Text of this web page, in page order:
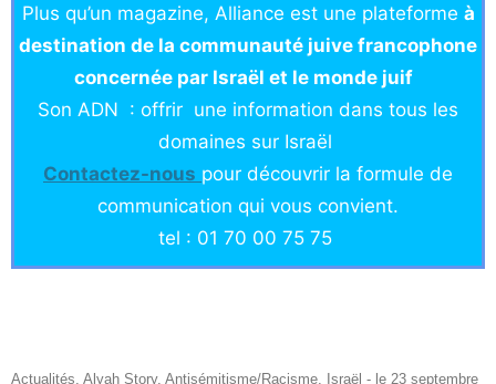
Plus qu’un magazine, Alliance est une plateforme à
destination de la communauté juive francophone
concernée par Israël et le monde juif
Son ADN : offrir une information dans tous les
domaines sur Israël
Contactez-nous pour découvrir la formule de
communication qui vous convient.
tel : 01 70 00 75 75
Actualités, Alyah Story, Antisémitisme/Racisme, Israël - le 23 septembre